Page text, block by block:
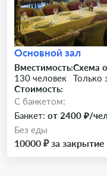
Основной зал
Вместимость:
130 человек
Схема
Только
Стоимость:
C банкетом:
Банкет: от 2400 ₽/
Без еды
10000 ₽ за закрытие